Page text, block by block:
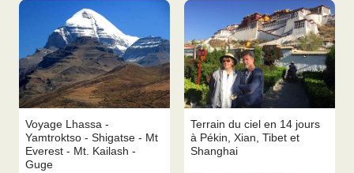
Voyage Lhassa -
Yamtroktso - Shigatse - Mt
Everest - Mt. Kailash -
Guge
Terrain du ciel en 14 jours
à Pékin, Xian, Tibet et
Shanghai